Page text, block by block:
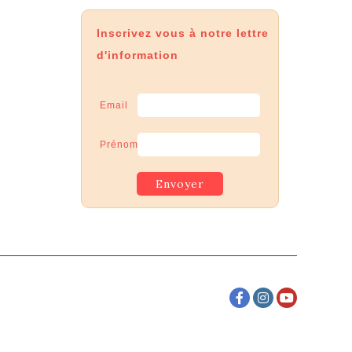
Inscrivez vous à notre lettre
d'information
Email
Prénom